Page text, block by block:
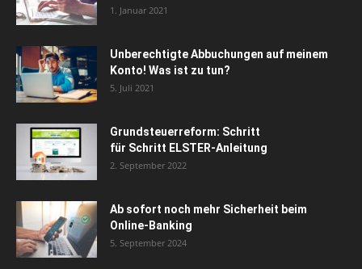
1. Januar 2021
Unberechtigte Abbuchungen auf meinem
Konto! Was ist zu tun?
5. Juli 2021
Grundsteuerreform: Schritt
für Schritt ELSTER-Anleitung
2. September 2022
Ab sofort noch mehr Sicherheit beim
Online-Banking
5. September 2024